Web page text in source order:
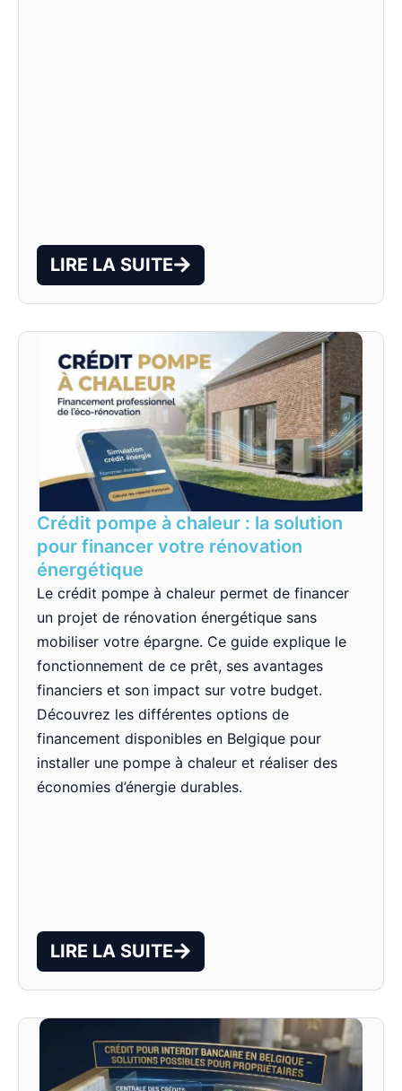
LIRE LA SUITE
Crédit pompe à chaleur : la solution
pour financer votre rénovation
énergétique
Le crédit pompe à chaleur permet de financer
un projet de rénovation énergétique sans
mobiliser votre épargne. Ce guide explique le
fonctionnement de ce prêt, ses avantages
financiers et son impact sur votre budget.
Découvrez les différentes options de
financement disponibles en Belgique pour
installer une pompe à chaleur et réaliser des
économies d’énergie durables.
LIRE LA SUITE